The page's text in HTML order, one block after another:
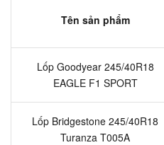
Tên sản phẩm
Lốp Goodyear 245/40R18
EAGLE F1 SPORT
Lốp Bridgestone 245/40R18
Turanza T005A